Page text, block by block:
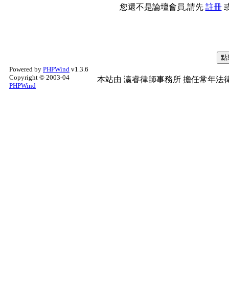
您還不是論壇會員,請先 註冊
Powered by PHPWind v1.3.6
Copyright © 2003-04
PHPWind
本站由 瀛睿律師事務所 擔任常年法